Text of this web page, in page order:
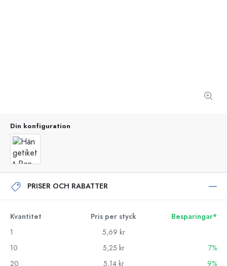
Din konfiguration
PRISER OCH RABATTER
Kvantitet Pris per styck
Besparingar*
1
5,69 kr
10
5,25 kr
7%
20
5,14 kr
9%